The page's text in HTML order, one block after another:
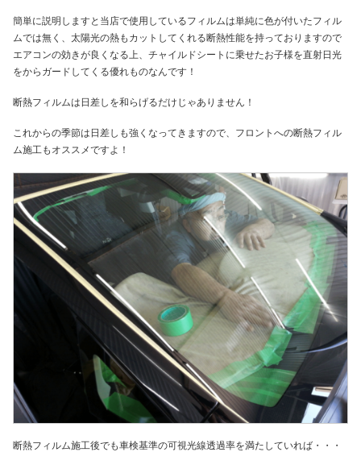
簡単に説明しますと当店で使用しているフィルムは単純に色が付いたフィル
ムでは無く、太陽光の熱もカットしてくれる断熱性能を持っておりますので
エアコンの効きが良くなる上、チャイルドシートに乗せたお子様を直射日光
をからガードしてくる優れものなんです！
断熱フィルムは日差しを和らげるだけじゃありません！
これからの季節は日差しも強くなってきますので、フロントへの断熱フィル
ム施工もオススメですよ！
断熱フィルム施工後でも車検基準の可視光線透過率を満たしていれば・・・